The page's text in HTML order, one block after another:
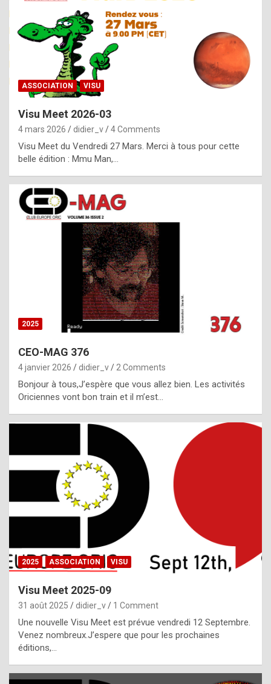
R
o
p
l
c
h
i
s
t
o
r
p
e
c
i
l
,
g
h
t
f
ASSOCIATION VISU
Visu Meet 2026-03
4 mars 2026 didier_v 4 Comments
Visu Meet du Vendredi 27 Mars. Merci à tous pour cette
belle édition : Mmu Man,…
2025
CEO-MAG 376
4 janvier 2026 didier_v 2 Comments
Bonjour à tous,J’espère que vous allez bien. Les activités
Oriciennes vont bon train et il m’est…
2025 ASSOCIATION VISU
Visu Meet 2025-09
31 août 2025 didier_v 1 Comment
Une nouvelle Visu Meet est prévue vendredi 12 Septembre.
Venez nombreux.J’espere que pour les prochaines
éditions,…